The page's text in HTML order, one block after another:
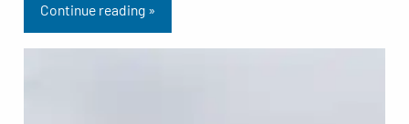
Continue reading »